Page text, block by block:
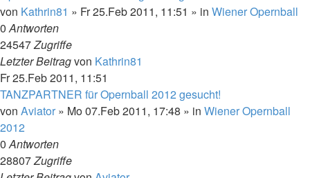
von Kathrin81 » Fr 25.Feb 2011, 11:51 » in Wiener Opernball
0Antworten
24547Zugriffe
Letzter Beitragvon Kathrin81
Fr 25.Feb 2011, 11:51
TANZPARTNER für Opernball 2012 gesucht!
von Aviator » Mo 07.Feb 2011, 17:48 » in Wiener Opernball
2012
0Antworten
28807Zugriffe